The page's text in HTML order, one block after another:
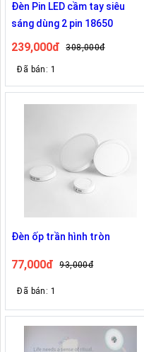
Đèn Pin LED cầm tay siêu
sáng dùng 2 pin 18650
239,000đ 308,000đ
Đã bán: 1
Đèn ốp trần hình tròn
77,000đ 93,000đ
Đã bán: 1